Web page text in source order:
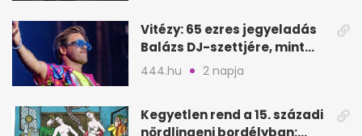
Vitézy: 65 ezres jegyeladás
Balázs DJ-szettjére, mint
metró nélküli Puskás-meccs
444.hu 2 napja
Kegyetlen rend a 15. századi
nördlingeni bordélyban: